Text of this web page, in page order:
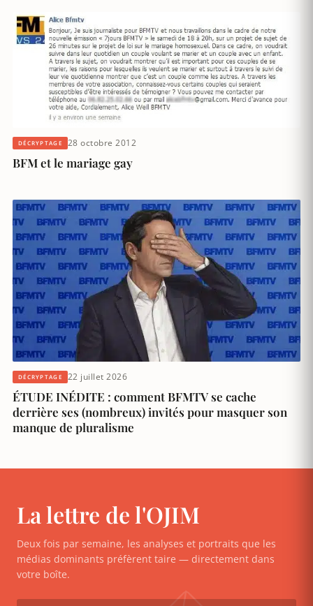
DÉCRYPTAGE 28 octobre 2012
BFM et le mariage gay
DÉCRYPTAGE 22 juillet 2026
ÉTUDE INÉDITE : comment BFMTV se cache
derrière ses (nombreux) invités pour masquer son
manque de pluralisme
La lettre de l'OJIM
Deux fois par semaine, les analyses et portraits que les
médias dominants préfèrent taire — directement dans
votre boîte.